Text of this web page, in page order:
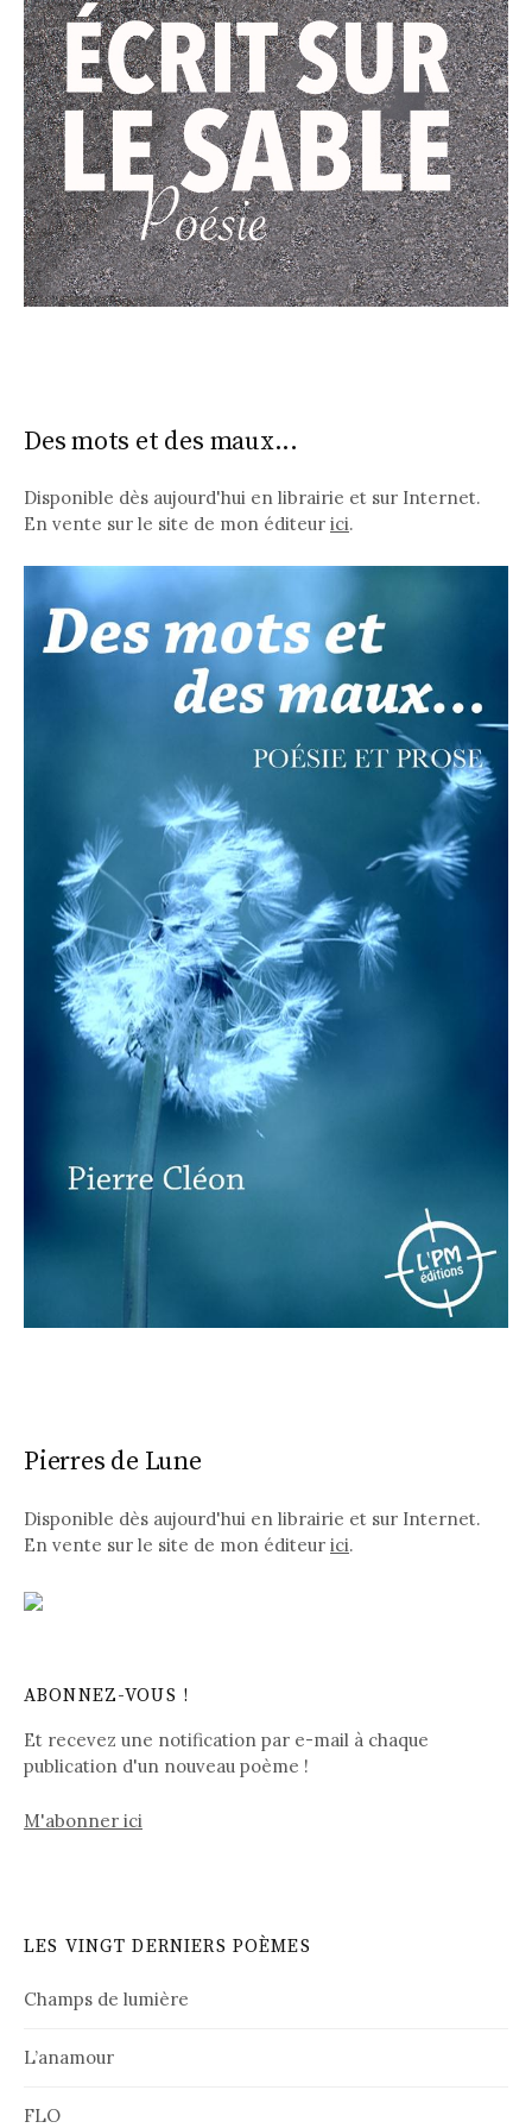
Des mots et des maux...
Disponible dès aujourd'hui en librairie et sur Internet.
En vente sur le site de mon éditeur ici.
Pierres de Lune
Disponible dès aujourd'hui en librairie et sur Internet.
En vente sur le site de mon éditeur ici.
ABONNEZ-VOUS !
Et recevez une notification par e-mail à chaque
publication d'un nouveau poème !
M'abonner ici
LES VINGT DERNIERS POÈMES
Champs de lumière
L’anamour
FLO